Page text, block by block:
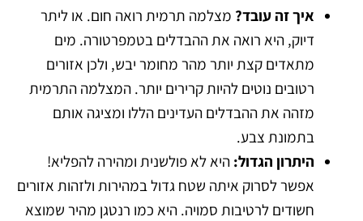
איך זה עובד? מצלמה תרמית רואה חום. או ליתר
דיוק, היא רואה את ההבדלים בטמפרטורה. מים
מתאדים קצת יותר מהר מחומר יבש, ולכן אזורים
רטובים נוטים להיות קרירים יותר. המצלמה התרמית
מזהה את ההבדלים העדינים הללו ומציגה אותם
בתמונת צבע.
היתרון הגדול: היא לא פולשנית ומהירה להפליא!
אפשר לסרוק איתה שטח גדול במהירות ולזהות אזורים
חשודים לרטיבות סמויה. היא כמו רנטגן מהיר שמוצא